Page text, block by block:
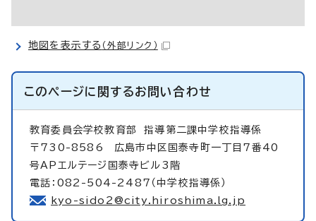
地図を表示する （外部リンク）
このページに関するお問い合わせ
教育委員会学校教育部指導第二課中学校指導係
〒730-8586 広島市中区国泰寺町一丁目7番40
号APエルテージ国泰寺ビル3階
電話：082-504-2487（中学校指導係）
kyo-sido2@city.hiroshima.lg.jp